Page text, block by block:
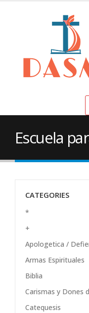
Escuela
CATEGORIES
*
+
Apologetica /
Armas Espirituales
Biblia
Carismas y Dones
Catequesis